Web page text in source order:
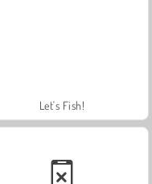
Let's Fish!